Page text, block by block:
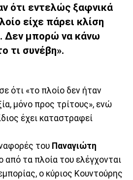
ότι εντελώς ξαφνικά
είχε πάρει κλίση
Δεν μπορώ να κάνω
τι συνέβη».
ότι «το πλοίο δεν ήταν
μόνο προς τρίτους», ενώ
έχει καταστραφεί
του Παναγιώτη
από τα πλοία του ελέγχονται
ο κύριος Κουντούρης